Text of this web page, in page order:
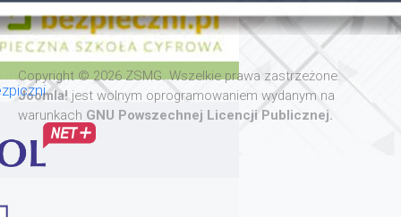
Copyright © 2026 ZSMG. Wszelkie prawa zastrzeżone.
Joomla! jest wolnym oprogramowaniem wydanym na
warunkach GNU Powszechnej Licencji Publicznej.